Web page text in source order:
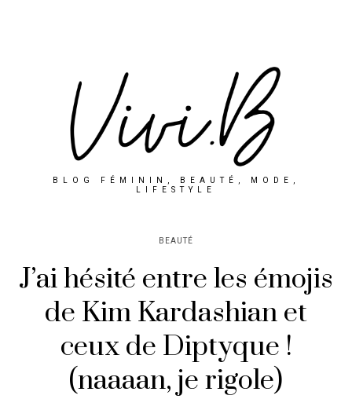
BLOG FÉMININ, BEAUTÉ, MODE,
LIFESTYLE
BEAUTÉ
J’ai hésité entre les émojis
de Kim Kardashian et
ceux de Diptyque !
(naaaan, je rigole)